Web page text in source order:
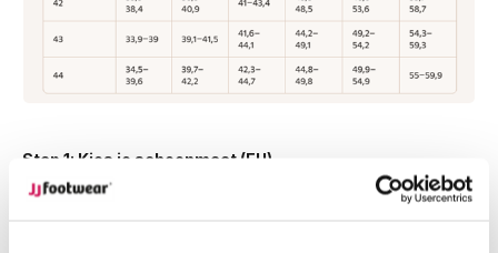
Stap 1: Kies je schoenmaat (EU)
Stap 2: Meet je kuitomvang in cm (breedste punt van je